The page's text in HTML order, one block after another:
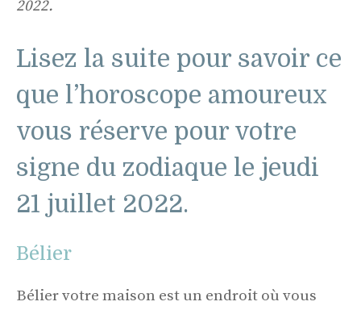
2022.
Lisez la suite pour savoir ce
que l’horoscope amoureux
vous réserve pour votre
signe du zodiaque le jeudi
21 juillet 2022.
Bélier
Bélier votre maison est un endroit où vous